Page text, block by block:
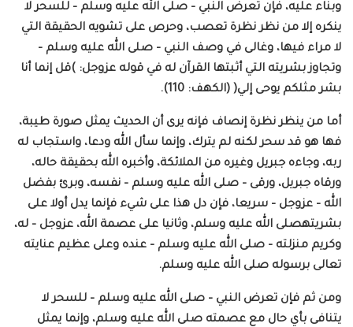
وبناء عليه، فإن تعرض النبي – صلى الله عليه وسلم – للسحر لا
ينكره إلا من نظر نظرة تعصب، وحرص على تشويه الحقيقة التي
لا مراء فيها، وغالى في وصف النبي – صلى الله عليه وسلم –
وتجاوز بشريته التي أثبتها القرآن له في قوله عزوجل: )قل إنما أنا
بشر مثلكم يوحى إلي( (الكهف: 110).
أما من ينظر نظرة إنصاف فإنه يرى أن الحديث يمثل صورة طيبة،
فها هو قد سحر لكنه لم يترك، وإنما سأل الله ودعا، واستجاب له
ربه، وجاءه جبريل وغيره من الملائكة، وأخبره الله بحقيقة حاله،
ورقاه جبريل، ورقى – صلى الله عليه وسلم – نفسه، وبرئ بفضل
الله – عزوجل – سريعا، فإن دل هذا على شيء فإنما يدل أولا على
بشريتهصلى الله عليه وسلم، وثانيا على عصمة الله، عزوجل – له،
وكريم منزلته – صلى الله عليه وسلم – عنده وعلى عظيم عنايته
تعالى برسوله صلى الله عليه وسلم.
ومن ثم فإن تعرض النبي – صلى الله عليه وسلم – للسحر لا
يتنافى بأي حال مع عصمته صلى الله عليه وسلم، وإنما يمثل